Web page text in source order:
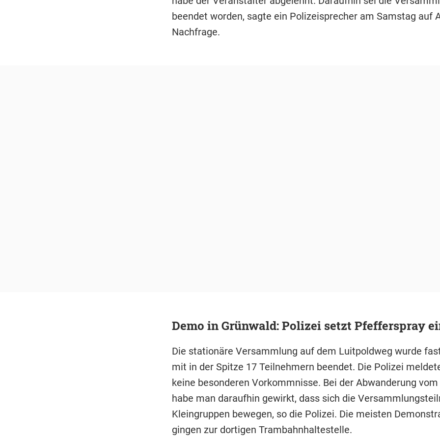
beendet worden, sagte ein Polizeisprecher am Samstag auf
Nachfrage.
Demo in Grünwald: Polizei setzt Pfefferspray
Die stationäre Versammlung auf dem Luitpoldweg wurde
mit in der Spitze 17 Teilnehmern beendet. Die Polizei
keine besonderen Vorkommnisse. Bei der Abwanderung
habe man daraufhin gewirkt, dass sich die
Kleingruppen bewegen, so die Polizei. Die meisten
gingen zur dortigen Trambahnhaltestelle.